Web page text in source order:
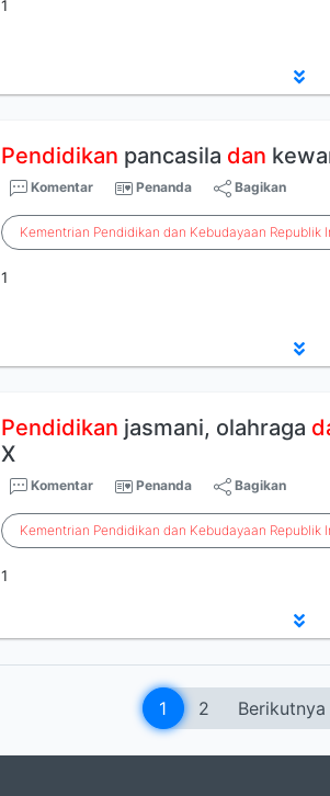
1
Pendidikan pancasila dan
Komentar Penanda Bagikan
Kementrian Pendidikan dan Kebudayaan Republik
1
Pendidikan jasmani, olahraga
X
Komentar Penanda Bagikan
Kementrian Pendidikan dan Kebudayaan Republik
1
1 2 Berikutnya